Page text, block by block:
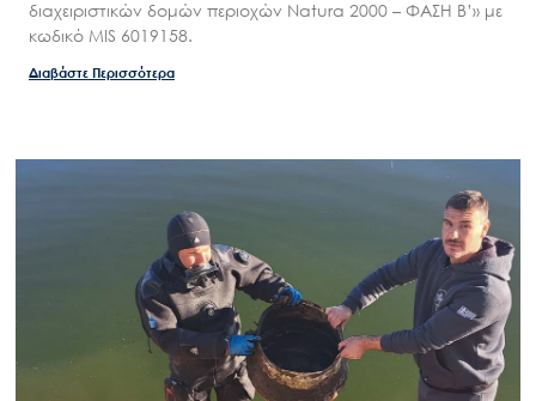
Εισιτήρια
διαχειριστικών δομών περιοχών Natura 2000 – ΦΑΣΗ Β’» με
κωδικό MIS 6019158.
Διαβάστε Περισσότερα